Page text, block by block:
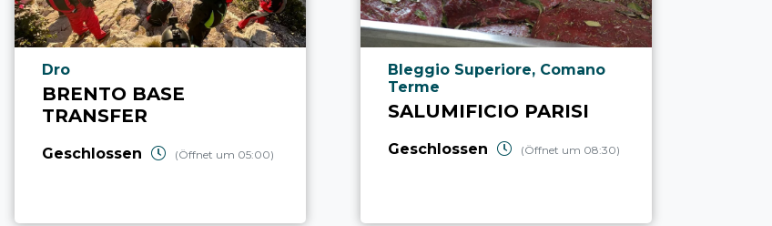
aria.poi_location_prefix
Dro
BRENTO BASE
TRANSFER
Geschlossen (Öffnet um 05:00)
aria.poi_location_prefix
Bleggio Superiore, Comano
Terme
SALUMIFICIO PARISI
Geschlossen (Öffnet um 08:30)